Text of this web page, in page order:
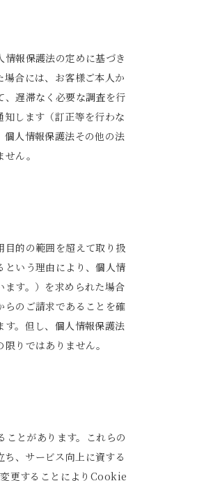
報保護法の定めに基づき
合には、お客様ご本人か
、遅滞なく必要な調査を行
します（訂正等を行わな
人情報保護法その他の法
ん。
目的の範囲を超えて取り扱
という理由により、個人情
す。）を求められた場合
らのご請求であることを確
。但し、個人情報保護法
りではありません。
とがあります。これらの
、サービス向上に資する
更することによりCookie